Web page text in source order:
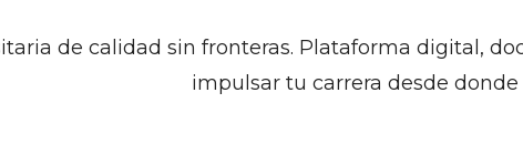
de calidad sin fronteras. Plataforma digital,
impulsar tu carrera desde donde